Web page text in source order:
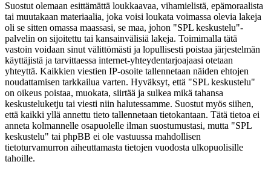
Suostut olemaan esittämättä loukkaavaa, vihamielistä, epämoraalista
tai muutakaan materiaalia, joka voisi loukata voimassa olevia lakeja
oli se sitten omassa maassasi, se maa, johon "SPL keskustelu"-
palvelin on sijoitettu tai kansainvälisiä lakeja. Toimimalla tätä
vastoin voidaan sinut välittömästi ja lopullisesti poistaa järjestelmän
käyttäjistä ja tarvittaessa internet-yhteydentarjoajaasi otetaan
yhteyttä. Kaikkien viestien IP-osoite tallennetaan näiden ehtojen
noudattamisen tarkkailua varten. Hyväksyt, että "SPL keskustelu"
on oikeus poistaa, muokata, siirtää ja sulkea mikä tahansa
keskusteluketju tai viesti niin halutessamme. Suostut myös siihen,
että kaikki yllä annettu tieto tallennetaan tietokantaan. Tätä tietoa ei
anneta kolmannelle osapuolelle ilman suostumustasi, mutta "SPL
keskustelu" tai phpBB ei ole vastuussa mahdollisen
tietoturvamurron aiheuttamasta tietojen vuodosta ulkopuolisille
tahoille.